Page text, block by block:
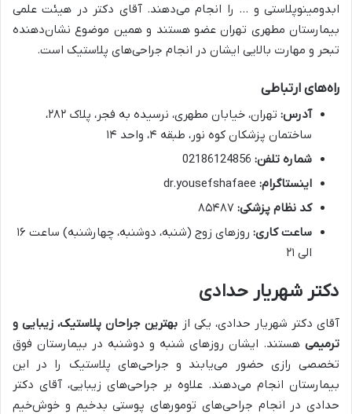
ابدومینوپلاستی و … را انجام می‌دهند. آقای دکتر در هیئت علمی
بیمارستان مطهری تهران عضو هستند و همین موضوع نشان‌دهنده
تبحر و مهارت بالایی ایشان در انجام جراحی‌های پلاستیک است.
راه‌های ارتباطی
آدرس:
تهران، خیابان مطهری، نرسیده به فجر، پلاک ۲۸۲،
ساختمان پزشکان کوه نور، طبقه ۴، واحد ۱۴
شماره تلفن:
اینستاگرام:
کد نظام پزشکی:
ساعت کاری:
روزهای زوج (شنبه، دوشنبه، چهارشنبه) ساعت ۱۶
الی ۲۱
دکتر شهریار حدادی
آقای دکتر شهریار حدادی، یکی از بهترین جراحان پلاستیک، زیبایی و
ترمیمی هستند. ایشان روزهای شنبه و دوشنبه در بیمارستان فوق
تخصصی رازی حضور می‌یابند و جراحی‌های پلاستیک را در این
بیمارستان انجام می‌دهند. علاوه بر جراحی‌های زیبایی، آقای دکتر
حدادی در انجام جراحی‌های تومورهای پوستی بدخیم و خوش‌خیم